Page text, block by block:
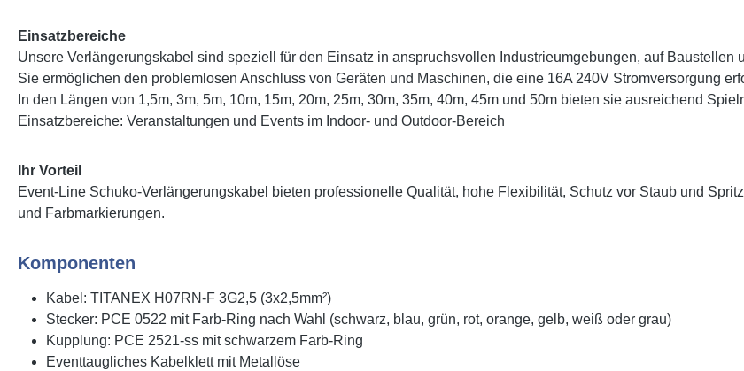
Einsatzbereiche
Unsere Verlängerungskabel sind speziell für den Einsatz in anspruchsvollen Industrieumgebungen, auf Baustellen
Sie ermöglichen den problemlosen Anschluss von Geräten und Maschinen, die eine 16A 240V Stromversorgung
In den Längen von 1,5m, 3m, 5m, 10m, 15m, 20m, 25m, 30m, 35m, 40m, 45m und 50m bieten sie ausreichend
Einsatzbereiche: Veranstaltungen und Events im Indoor- und Outdoor-Bereich
Ihr Vorteil
Event-Line Schuko-Verlängerungskabel bieten professionelle Qualität, hohe Flexibilität, Schutz vor Staub und
und Farbmarkierungen.
Komponenten
Kabel: TITANEX H07RN-F 3G2,5 (3x2,5mm²)
Stecker: PCE 0522 mit Farb-Ring nach Wahl (schwarz, blau, grün, rot, orange, gelb, weiß oder grau)
Kupplung: PCE 2521-ss mit schwarzem Farb-Ring
Eventtaugliches Kabelklett mit Metallöse